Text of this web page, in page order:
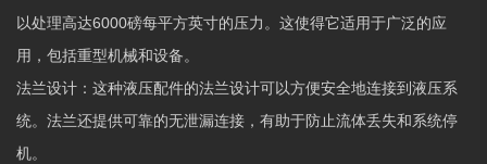
以处理高达6000磅每平方英寸的压力。这使得它适用于广泛的应
用，包括重型机械和设备。
法兰设计：这种液压配件的法兰设计可以方便安全地连接到液压系
统。法兰还提供可靠的无泄漏连接，有助于防止流体丢失和系统停
机。